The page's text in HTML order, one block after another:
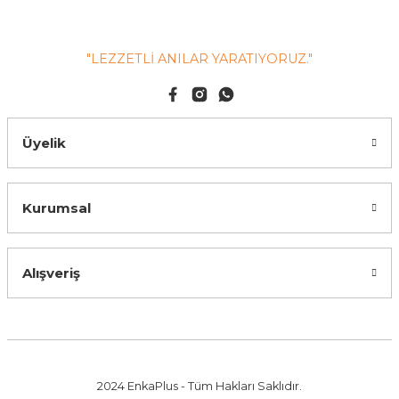
"LEZZETLİ ANILAR YARATIYORUZ."
Üyelik
Kurumsal
Alışveriş
2024 EnkaPlus - Tüm Hakları Saklıdır.